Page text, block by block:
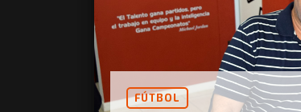
FÚTBOL